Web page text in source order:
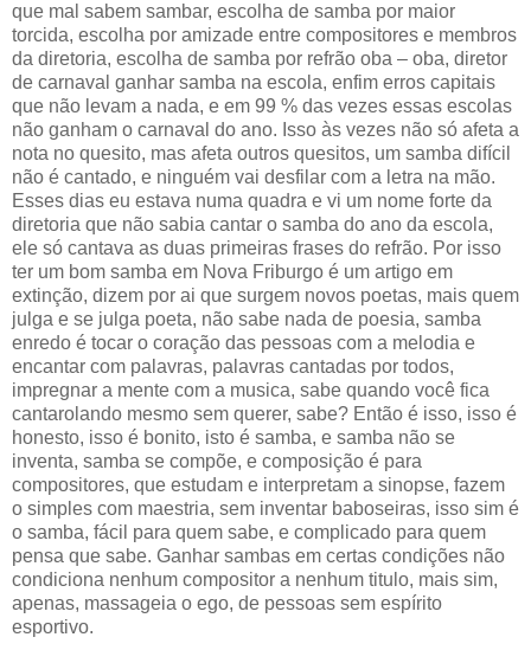
que mal sabem sambar, escolha de samba por maior
torcida, escolha por amizade entre compositores e membros
da diretoria, escolha de samba por refrão oba – oba, diretor
de carnaval ganhar samba na escola, enfim erros capitais
que não levam a nada, e em 99 % das vezes essas escolas
não ganham o carnaval do ano. Isso às vezes não só afeta a
nota no quesito, mas afeta outros quesitos, um samba difícil
não é cantado, e ninguém vai desfilar com a letra na mão.
Esses dias eu estava numa quadra e vi um nome forte da
diretoria que não sabia cantar o samba do ano da escola,
ele só cantava as duas primeiras frases do refrão. Por isso
ter um bom samba em Nova Friburgo é um artigo em
extinção, dizem por ai que surgem novos poetas, mais quem
julga e se julga poeta, não sabe nada de poesia, samba
enredo é tocar o coração das pessoas com a melodia e
encantar com palavras, palavras cantadas por todos,
impregnar a mente com a musica, sabe quando você fica
cantarolando mesmo sem querer, sabe? Então é isso, isso é
honesto, isso é bonito, isto é samba, e samba não se
inventa, samba se compõe, e composição é para
compositores, que estudam e interpretam a sinopse, fazem
o simples com maestria, sem inventar baboseiras, isso sim é
o samba, fácil para quem sabe, e complicado para quem
pensa que sabe. Ganhar sambas em certas condições não
condiciona nenhum compositor a nenhum titulo, mais sim,
apenas, massageia o ego, de pessoas sem espírito
esportivo.